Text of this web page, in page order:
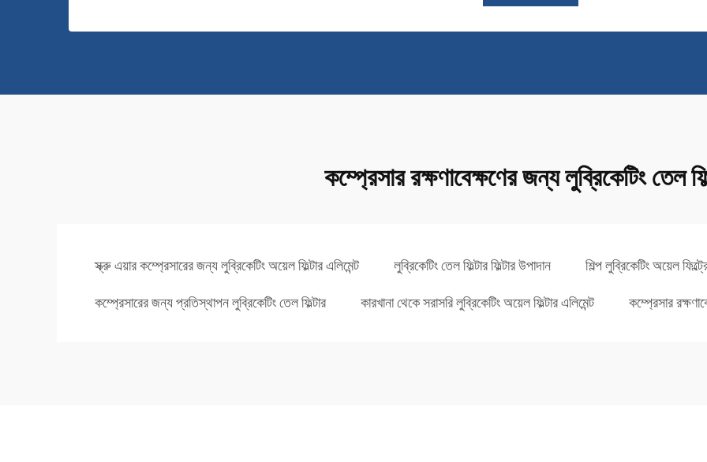
কম্প্রেসার রক্ষণাবেক্ষণের জন্য লুব্রিকেটিং তেল
স্ক্রু এয়ার কম্প্রেসারের জন্য লুব্রিকেটিং অয়েল ফিল্টার এলিমেন্ট লুব্রিকেটিং তেল ফিল্টার ফিল্টার উপাদান
শিল্প লুব্রিকেটিং অয়েল
কম্প্রেসারের জন্য প্রতিস্থাপন লুব্রিকেটিং তেল ফিল্টার
কারখানা থেকে সরাসরি লুব্রিকেটিং অয়েল ফিল্টার এলিমেন্ট কম্প্রেসার